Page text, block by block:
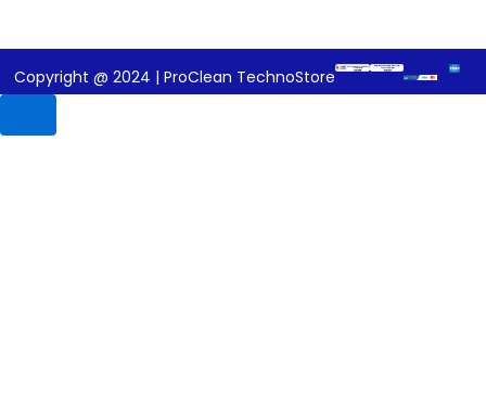
Copyright @ 2024 | ProClean TechnoStore